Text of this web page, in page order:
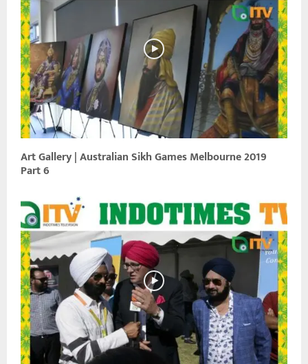
Art Gallery | Australian Sikh Games Melbourne 2019
Part 6